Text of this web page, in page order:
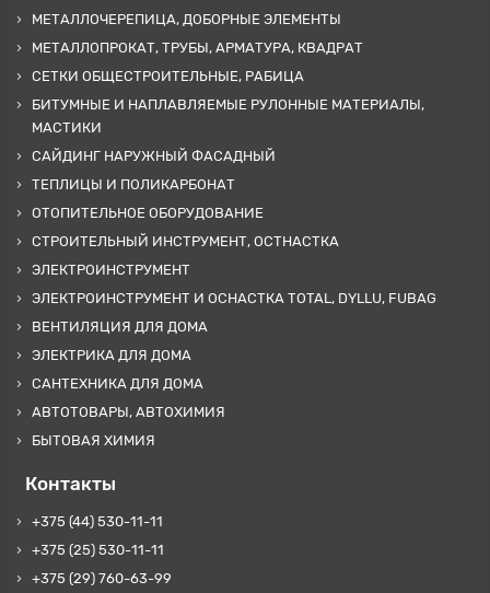
МЕТАЛЛОЧЕРЕПИЦА, ДОБОРНЫЕ ЭЛЕМЕНТЫ
МЕТАЛЛОПРОКАТ, ТРУБЫ, АРМАТУРА, КВАДРАТ
СЕТКИ ОБЩЕСТРОИТЕЛЬНЫЕ, РАБИЦА
БИТУМНЫЕ И НАПЛАВЛЯЕМЫЕ РУЛОННЫЕ МАТЕРИАЛЫ,
МАСТИКИ
САЙДИНГ НАРУЖНЫЙ ФАСАДНЫЙ
ТЕПЛИЦЫ И ПОЛИКАРБОНАТ
ОТОПИТЕЛЬНОЕ ОБОРУДОВАНИЕ
СТРОИТЕЛЬНЫЙ ИНСТРУМЕНТ, ОСТНАСТКА
ЭЛЕКТРОИНСТРУМЕНТ
ЭЛЕКТРОИНСТРУМЕНТ И ОСНАСТКА TOTAL, DYLLU, FUBAG
ВЕНТИЛЯЦИЯ ДЛЯ ДОМА
ЭЛЕКТРИКА ДЛЯ ДОМА
САНТЕХНИКА ДЛЯ ДОМА
АВТОТОВАРЫ, АВТОХИМИЯ
БЫТОВАЯ ХИМИЯ
Контакты
+375 (44) 530-11-11
+375 (25) 530-11-11
+375 (29) 760-63-99